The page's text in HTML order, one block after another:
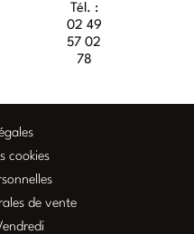
Tél. :
02 49
57 02
78
cookies
de vente